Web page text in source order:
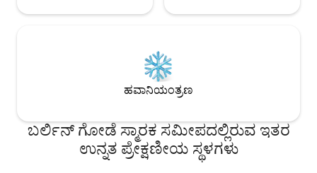
ಹವಾನಿಯಂತ್ರಣ
ಬರ್ಲಿನ್ ಗೋಡೆ ಸ್ಮಾರಕ ಸಮೀಪದಲ್ಲಿರುವ ಇತರ
ಉನ್ನತ ಪ್ರೇಕ್ಷಣೀಯ ಸ್ಥಳಗಳು